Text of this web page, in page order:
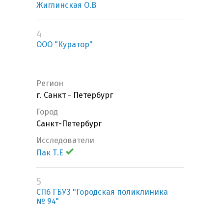
Жиглинская О.В
4
ООО "Куратор"
Регион
г. Санкт - Петербург
Город
Санкт-Петербург
Исследователи
Пак Т.Е
5
СПб ГБУЗ "Городская поликлиника
№ 94"